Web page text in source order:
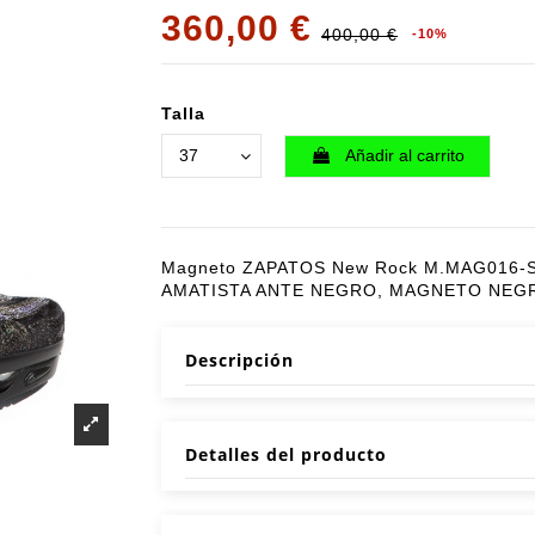
360,00 € 400,00 € -10%
Talla
Añadir al carrito
Magneto ZAPATOS New Rock M.MAG016-
AMATISTA ANTE NEGRO, MAGNETO
Descripción
Detalles del producto